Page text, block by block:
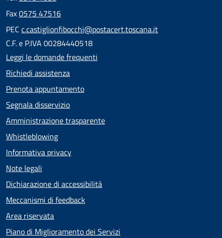
Fax0575 47516
PEC c.castiglionfibocchi@postacert.toscana.it
C.F. e P.IVA 00284440518
Leggi le domande frequenti
Richiedi assistenza
Prenota appuntamento
Segnala disservizio
Amministrazione trasparente
Whistleblowing
Informativa privacy
Note legali
Dichiarazione di accessibilità
Meccanismi di feedback
Area riservata
Piano di Miglioramento dei Servizi